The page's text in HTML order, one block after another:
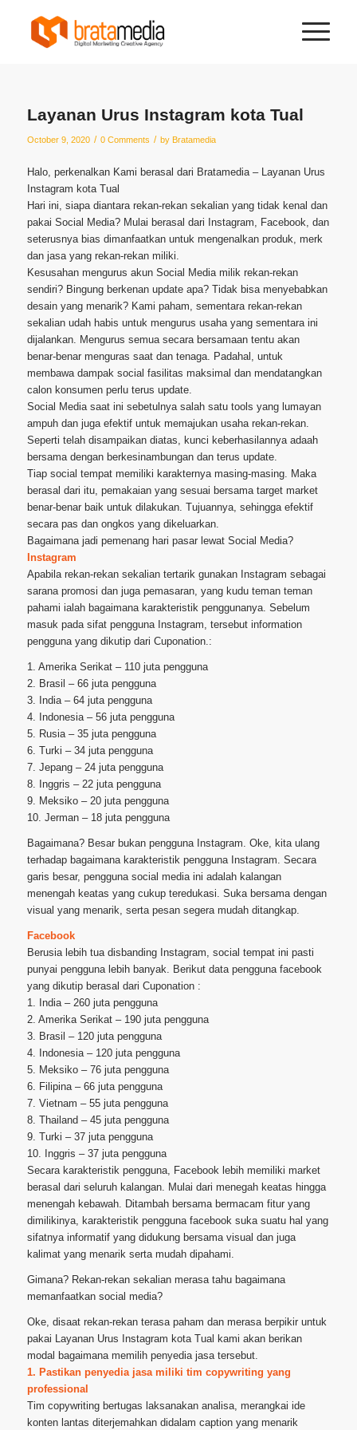
Layanan Urus Instagram kota Tual
October 9, 2020 / 0 Comments / by Bratamedia
Halo, perkenalkan Kami berasal dari Bratamedia – Layanan Urus
Instagram kota Tual
Hari ini, siapa diantara rekan-rekan sekalian yang tidak kenal dan
pakai Social Media? Mulai berasal dari Instagram, Facebook, dan
seterusnya bias dimanfaatkan untuk mengenalkan produk, merk
dan jasa yang rekan-rekan miliki.
Kesusahan mengurus akun Social Media milik rekan-rekan
sendiri? Bingung berkenan update apa? Tidak bisa menyebabkan
desain yang menarik? Kami paham, sementara rekan-rekan
sekalian udah habis untuk mengurus usaha yang sementara ini
dijalankan. Mengurus semua secara bersamaan tentu akan
benar-benar menguras saat dan tenaga. Padahal, untuk
membawa dampak social fasilitas maksimal dan mendatangkan
calon konsumen perlu terus update.
Social Media saat ini sebetulnya salah satu tools yang lumayan
ampuh dan juga efektif untuk memajukan usaha rekan-rekan.
Seperti telah disampaikan diatas, kunci keberhasilannya adaah
bersama dengan berkesinambungan dan terus update.
Tiap social tempat memiliki karakternya masing-masing. Maka
berasal dari itu, pemakaian yang sesuai bersama target market
benar-benar baik untuk dilakukan. Tujuannya, sehingga efektif
secara pas dan ongkos yang dikeluarkan.
Bagaimana jadi pemenang hari pasar lewat Social Media?
Instagram
Apabila rekan-rekan sekalian tertarik gunakan Instagram sebagai
sarana promosi dan juga pemasaran, yang kudu teman teman
pahami ialah bagaimana karakteristik penggunanya. Sebelum
masuk pada sifat pengguna Instagram, tersebut information
pengguna yang dikutip dari Cuponation.:
1. Amerika Serikat – 110 juta pengguna
2. Brasil – 66 juta pengguna
3. India – 64 juta pengguna
4. Indonesia – 56 juta pengguna
5. Rusia – 35 juta pengguna
6. Turki – 34 juta pengguna
7. Jepang – 24 juta pengguna
8. Inggris – 22 juta pengguna
9. Meksiko – 20 juta pengguna
10. Jerman – 18 juta pengguna
Bagaimana? Besar bukan pengguna Instagram. Oke, kita ulang
terhadap bagaimana karakteristik pengguna Instagram. Secara
garis besar, pengguna social media ini adalah kalangan
menengah keatas yang cukup teredukasi. Suka bersama dengan
visual yang menarik, serta pesan segera mudah ditangkap.
Facebook
Berusia lebih tua disbanding Instagram, social tempat ini pasti
punyai pengguna lebih banyak. Berikut data pengguna facebook
yang dikutip berasal dari Cuponation :
1. India – 260 juta pengguna
2. Amerika Serikat – 190 juta pengguna
3. Brasil – 120 juta pengguna
4. Indonesia – 120 juta pengguna
5. Meksiko – 76 juta pengguna
6. Filipina – 66 juta pengguna
7. Vietnam – 55 juta pengguna
8. Thailand – 45 juta pengguna
9. Turki – 37 juta pengguna
10. Inggris – 37 juta pengguna
Secara karakteristik pengguna, Facebook lebih memiliki market
berasal dari seluruh kalangan. Mulai dari menegah keatas hingga
menengah kebawah. Ditambah bersama bermacam fitur yang
dimilikinya, karakteristik pengguna facebook suka suatu hal yang
sifatnya informatif yang didukung bersama visual dan juga
kalimat yang menarik serta mudah dipahami.
Gimana? Rekan-rekan sekalian merasa tahu bagaimana
memanfaatkan social media?
Oke, disaat rekan-rekan terasa paham dan merasa berpikir untuk
pakai Layanan Urus Instagram kota Tual kami akan berikan
modal bagaimana memilih penyedia jasa tersebut.
1. Pastikan penyedia jasa miliki tim copywriting yang
professional
Tim copywriting bertugas laksanakan analisa, merangkai ide
konten lantas diterjemahkan didalam caption yang menarik